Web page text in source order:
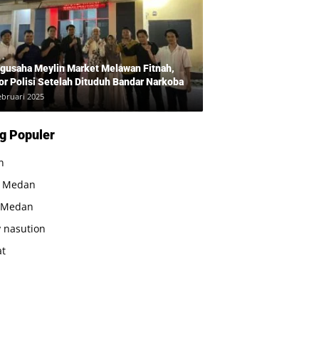
Meylin Market Melawan Fitnah,
Polisi Setelah Dituduh Bandar Narkoba
2025
Populer
nasution